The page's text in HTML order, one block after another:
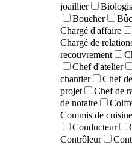
joaillier
Boucher
Chargé d'affaire
Chargé de
recouvrement
Chef d'atelier
chantier
Chef
projet
Chef de
de notaire
Commis de cuisine
Conducteur
Contrôleur